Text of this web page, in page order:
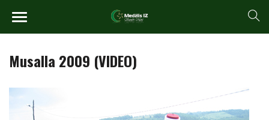
Musalla 2009 (VIDEO)